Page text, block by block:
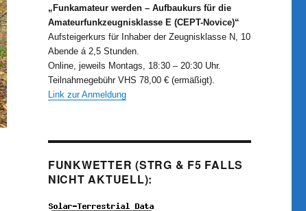
„Funkamateur werden – Aufbaukurs für die
Amateurfunkzeugnisklasse E (CEPT-Novice)“
Aufsteigerkurs für Inhaber der Zeugnisklasse N, 10
Abende á 2,5 Stunden.
Online, jeweils Montags, 18:30 – 20:30 Uhr.
Teilnahmegebühr VHS 78,00 € (ermäßigt).
Link zur Anmeldung
FUNKWETTER (STRG & F5 FALLS
NICHT AKTUELL):